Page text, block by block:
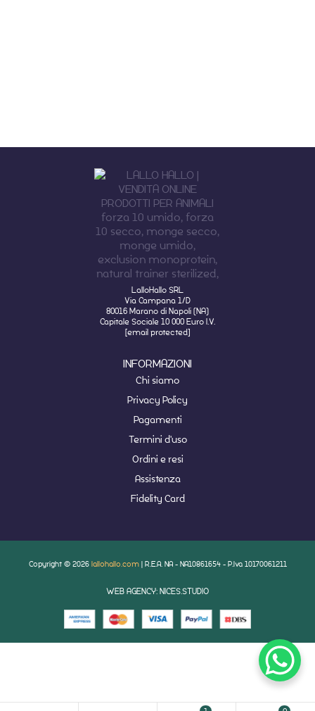
LalloHallo SRL
Via Campana 1/D
80016 Marano di Napoli (NA)
Capitale Sociale 10 000 Euro I.V.
[email protected]
INFORMAZIONI
Chi siamo
Privacy Policy
Pagamenti
Termini d'uso
Ordini e resi
Assistenza
Fidelity Card
Copyright © 2026 lallohallo.com | R.E.A. NA - NA10861654 - P.Iva 10170061211
WEB AGENCY: NICES.STUDIO